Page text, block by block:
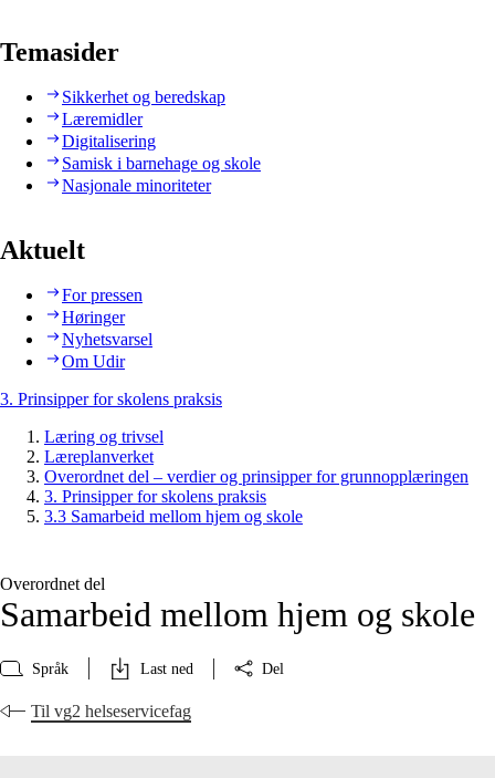
Temasider
Sikkerhet og beredskap
Læremidler
Digitalisering
Samisk i barnehage og skole
Nasjonale minoriteter
Aktuelt
For pressen
Høringer
Nyhetsvarsel
Om Udir
3. Prinsipper for skolens praksis
Læring og trivsel
Læreplanverket
Overordnet del – verdier og prinsipper for grunnopplæringen
3. Prinsipper for skolens praksis
3.3 Samarbeid mellom hjem og skole
Overordnet del
Samarbeid mellom hjem og skole
Språk Last ned Del
Til vg2 helseservicefag